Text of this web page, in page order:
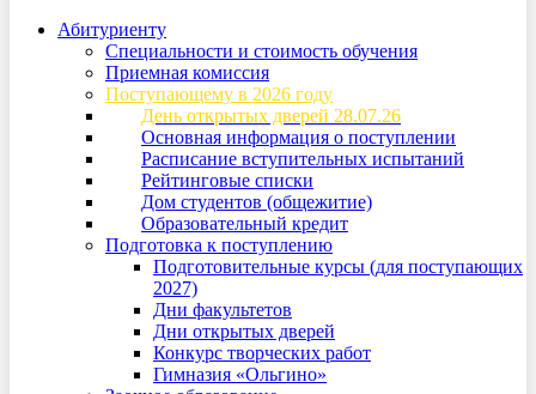
Абитуриенту
Специальности и стоимость обучения
Приемная комиссия
Поступающему в 2026 году
День открытых дверей 28.07.26
Основная информация о поступлении
Расписание вступительных испытаний
Рейтинговые списки
Дом студентов (общежитие)
Образовательный кредит
Подготовка к поступлению
Подготовительные курсы (для поступающих
2027)
Дни факультетов
Дни открытых дверей
Конкурс творческих работ
Гимназия «Ольгино»